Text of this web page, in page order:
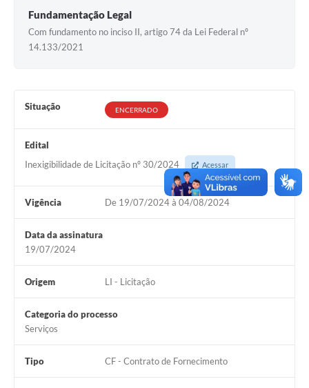
Fundamentação Legal
Com fundamento no inciso II, artigo 74 da Lei Federal nº
14.133/2021
Situação ENCERRADO
Edital
Inexigibilidade de Licitação nº 30/2024
Acessar
Vigência De 19/07/2024 à 04/08/2024
Data da assinatura
19/07/2024
Origem LI - Licitação
Categoria do processo
Serviços
Tipo CF - Contrato de Fornecimento